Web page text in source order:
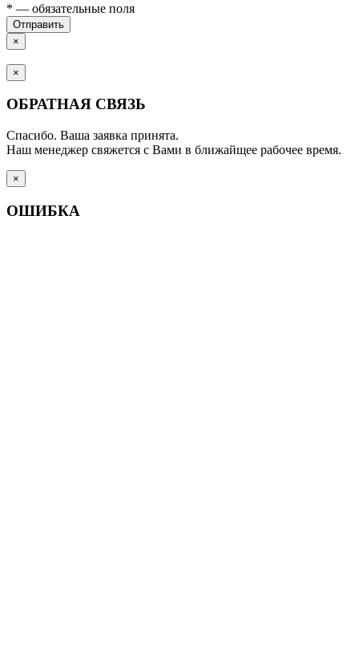
* — обязательные поля
Отправить
×
×
ОБРАТНАЯ СВЯЗЬ
Спасибо. Ваша заявка принята.
Наш менеджер свяжется с Вами в ближайщее рабочее время.
×
ОШИБКА